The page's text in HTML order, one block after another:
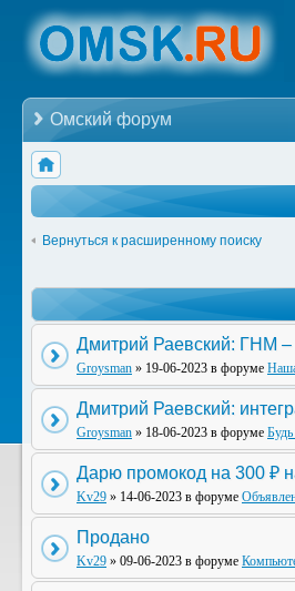
Омский форум
Вернуться к расширенному поиску
Дмитрий Раевский: ГНМ –
Groysman » 19-06-2023 в форуме
Дмитрий Раевский:
Groysman » 18-06-2023 в форуме
Дарю промокод на 300 ₽
Kv29 » 14-06-2023 в форуме
Продано
Kv29 » 09-06-2023 в форуме